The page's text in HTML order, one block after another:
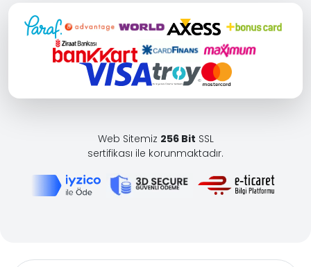
Web Sitemiz 256 Bit SSL
sertifikası ile korunmaktadır.